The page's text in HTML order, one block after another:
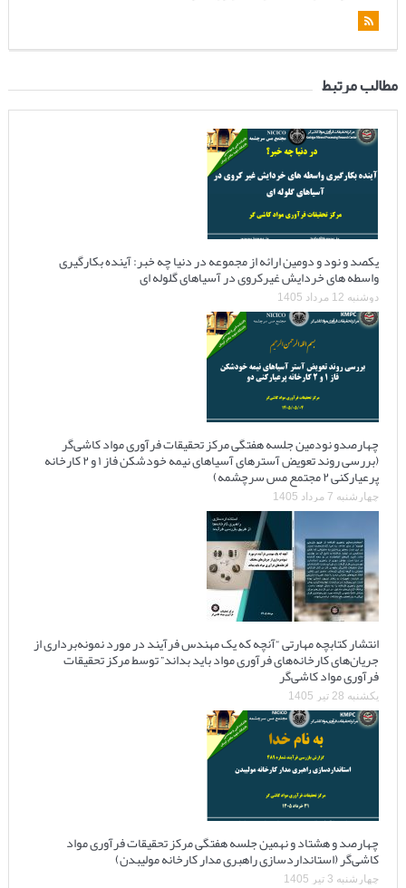
مطالب مرتبط
یکصد و نود و دومین ارائه از مجموعه در دنیا چه خبر: آینده بکارگیری
واسطه های خردایش غیرکروی در آسیاهای گلوله ای
دوشنبه 12 مرداد 1405
چهارصدو نودمین جلسه هفتگی مرکز تحقیقات فرآوری مواد کاشی‌گر
(بررسی روند تعویض آسترهای آسیاهای نیمه خودشکن فاز ۱ و ۲ کارخانه
پرعیارکنی ۲ مجتمع مس سرچشمه)
چهارشنبه 7 مرداد 1405
انتشار کتابچه مهارتی “آنچه که یک مهندس فرآیند در مورد نمونه‌برداری از
جریان‌های کارخانه‌های فرآوری مواد باید بداند” توسط مرکز تحقیقات
فرآوری مواد کاشی‌گر
یکشنبه 28 تیر 1405
چهارصد و هشتاد و نهمین جلسه هفتگی مرکز تحقیقات فرآوری مواد
کاشی‌گر (استانداردسازی راهبری مدار کارخانه مولیبدن)
چهارشنبه 3 تیر 1405